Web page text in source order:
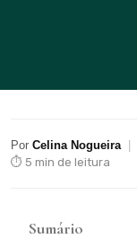
Por Celina Nogueira
⏱ 5 min de leitura
Sumário